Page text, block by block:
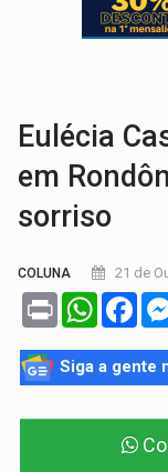
Eulécia
em
sorriso
COLUNA 21 de
Print
Siga a gente